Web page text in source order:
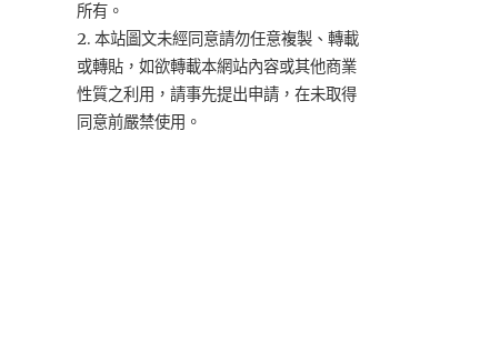
所有。
2. 本站圖文未經同意請勿任意複製、轉載
或轉貼，如欲轉載本網站內容或其他商業
性質之利用，請事先提出申請，在未取得
同意前嚴禁使用。